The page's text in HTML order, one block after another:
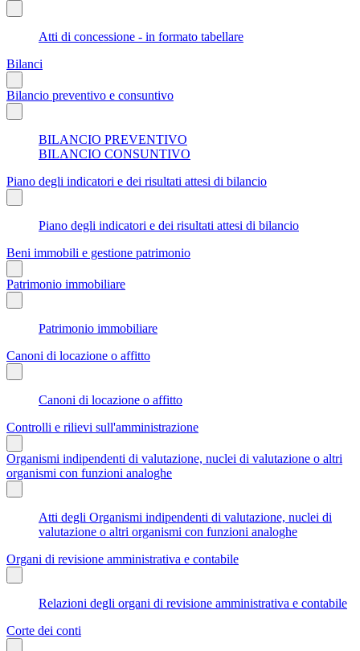
Atti di concessione - in formato tabellare
Bilanci
Bilancio preventivo e consuntivo
BILANCIO PREVENTIVO
BILANCIO CONSUNTIVO
Piano degli indicatori e dei risultati attesi di bilancio
Piano degli indicatori e dei risultati attesi di bilancio
Beni immobili e gestione patrimonio
Patrimonio immobiliare
Patrimonio immobiliare
Canoni di locazione o affitto
Canoni di locazione o affitto
Controlli e rilievi sull'amministrazione
Organismi indipendenti di valutazione, nuclei di valutazione o altri
organismi con funzioni analoghe
Atti degli Organismi indipendenti di valutazione, nuclei di
valutazione o altri organismi con funzioni analoghe
Organi di revisione amministrativa e contabile
Relazioni degli organi di revisione amministrativa e contabile
Corte dei conti